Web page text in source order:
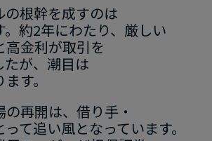
根幹を​成すのは​
。​約2年に​わたり、​厳しい​
高金利が​取引を​
たが、​潮目は​
す。
再開は、​借り手・
て​追い​風と​なっています。​